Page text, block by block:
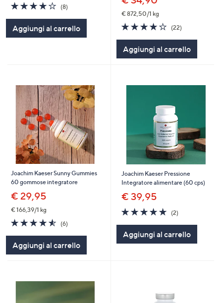
3.9
of
Stars
(8)8
Aggiungi al carrello
€ 872,50/1 kg
3.8
of
Stars
(22)22
Aggiungi al carrello
Joachim Kaeser Sunny Gummies
60 gommose integratore
€ 29,95
€ 166,39/1 kg
4.5
of
Stars
(6)6
Aggiungi al carrello
Joachim Kaeser Pressione
Integratore alimentare (60 cps)
€ 39,95
5.0
of
Stars
(2)2
Aggiungi al carrello